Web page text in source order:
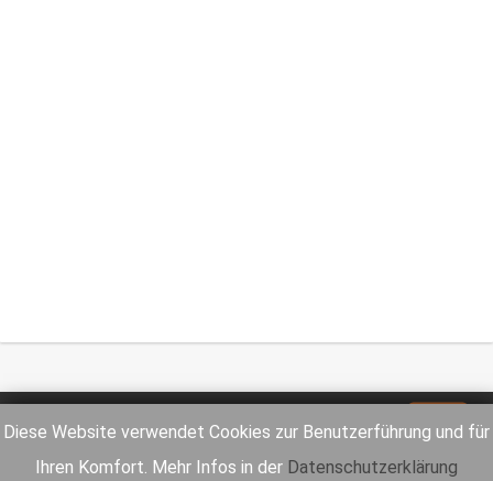
Diese Website verwendet Cookies zur Benutzerführung und für
Ihren Komfort. Mehr Infos in der Datenschutzerklärung